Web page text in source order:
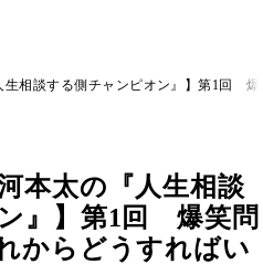
生相談する側チャンピオン』】第1回
本太の『人生相談
』】第1回 爆笑問
からどうすればい